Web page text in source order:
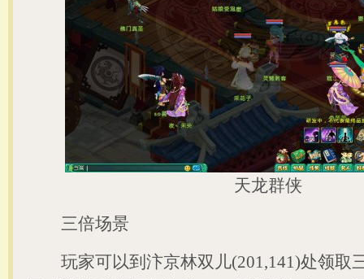
天龙群侠
三倍场景
玩家可以到汴京林双儿(201,141)处领取